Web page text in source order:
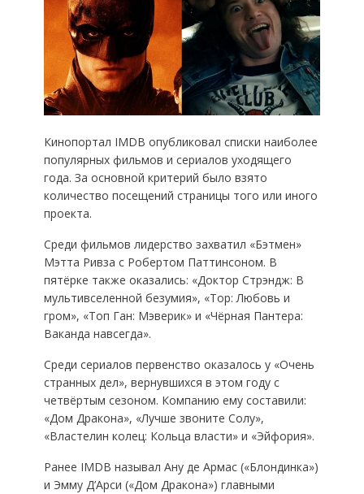
Кинопортал IMDB опубликовал списки наиболее
популярных фильмов и сериалов уходящего
года. За основной критерий было взято
количество посещений страницы того или иного
проекта.
Среди фильмов лидерство захватил «Бэтмен»
Мэтта Ривза с Робертом Паттинсоном. В
пятёрке также оказались: «Доктор Стрэндж: В
мультивселенной безумия», «Тор: Любовь и
гром», «Топ Ган: Мэверик» и «Чёрная Пантера:
Ваканда навсегда».
Среди сериалов первенство оказалось у «Очень
странных дел», вернувшихся в этом году с
четвёртым сезоном. Компанию ему составили:
«Дом Дракона», «Лучше звоните Солу»,
«Властелин колец: Кольца власти» и «Эйфория».
Ранее IMDB называл Ану де Армас («Блондинка»)
и Эмму Д’Арси («Дом Дракона») главными